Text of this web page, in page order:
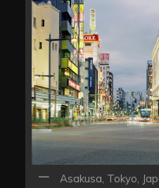
Asakusa, Tokyo,